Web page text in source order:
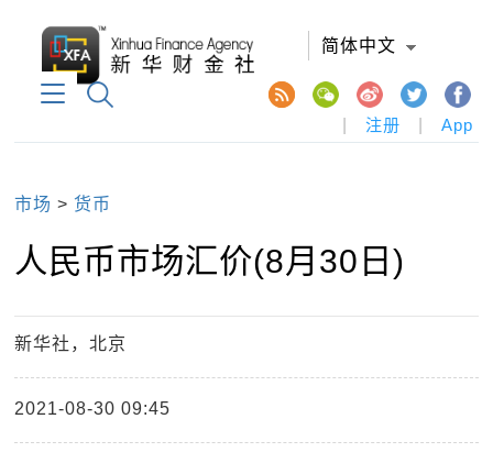
简体中文
注册 App
市场 >货币
人民币市场汇价(8月30日)
新华社，北京
2021-08-30 09:45